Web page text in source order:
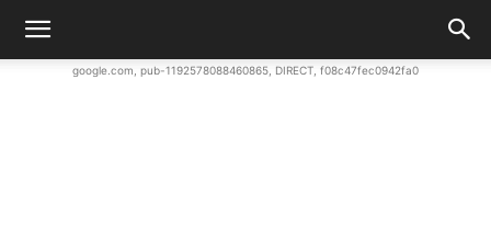
google.com, pub-1192578088460865, DIRECT, f08c47fec0942fa0